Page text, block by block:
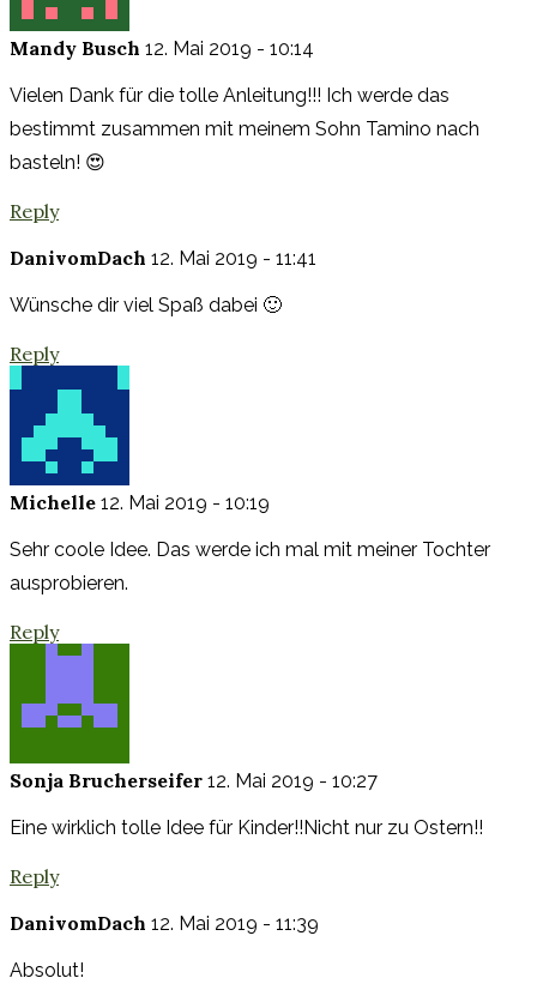
Mandy Busch 12. Mai 2019 - 10:14
Vielen Dank für die tolle Anleitung!!! Ich werde das
bestimmt zusammen mit meinem Sohn Tamino nach
basteln! 😍
Reply
DanivomDach 12. Mai 2019 - 11:41
Wünsche dir viel Spaß dabei 🙂
Reply
Michelle 12. Mai 2019 - 10:19
Sehr coole Idee. Das werde ich mal mit meiner Tochter
ausprobieren.
Reply
Sonja Brucherseifer 12. Mai 2019 - 10:27
Eine wirklich tolle Idee für Kinder!!Nicht nur zu Ostern!!
Reply
DanivomDach 12. Mai 2019 - 11:39
Absolut!